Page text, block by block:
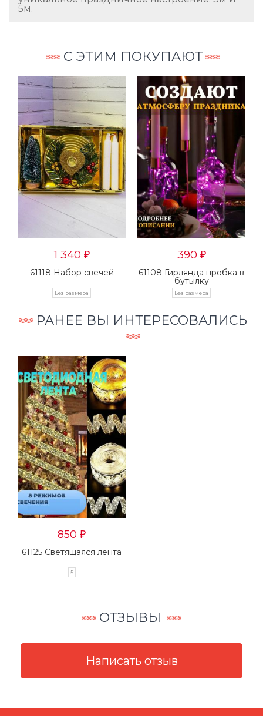
5м.
С ЭТИМ ПОКУПАЮТ
1 340 ₽
61118 Набор свечей
Без размера
390 ₽
61108 Гирлянда пробка в
бутылку
Без размера
РАНЕЕ ВЫ ИНТЕРЕСОВАЛИСЬ
850 ₽
61125 Светящаяся лента
5
ОТЗЫВЫ